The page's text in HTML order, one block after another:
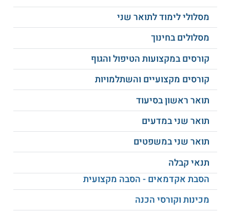
לדרישות משרד הבריאות.
למידע נוסף לחצו:אוניברסיטת חיפהמסלולי לימוד לתואר שני
מסלולים בחינוך
קורסים במקצועות הטיפול והגוף
קורסים מקצועיים והשתלמויות
תואר ראשון בסיעוד
תואר שני במדעים
תואר שני במשפטים
תנאי קבלה
הסבת אקדמאים - הסבה מקצועית
מכינות וקורסי הכנה